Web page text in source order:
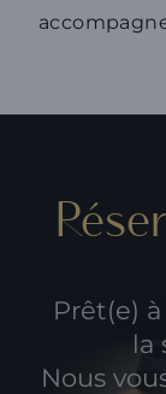
Prêt(e)
la
Nous